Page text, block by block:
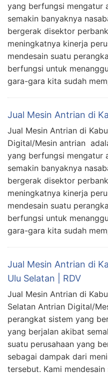
yang berfungsi mengatur
semakin banyaknya
bergerak disektor
meningkatnya kinerja
mendesain suatu
berfungsi untuk
gara-gara kita sudah
Jual Mesin Antrian di
Jual Mesin Antrian di
Digital/Mesin antrian
yang berfungsi mengatur
semakin banyaknya
bergerak disektor
meningkatnya kinerja
mendesain suatu
berfungsi untuk
gara-gara kita sudah
Jual Mesin Antrian di
Ulu Selatan | RDV
Jual Mesin Antrian di
Selatan Antrian Digital/
perangkat sistem yang
yang berjalan akibat
suatu perusahaan yang
sebagai dampak dari
tersebut. Kami